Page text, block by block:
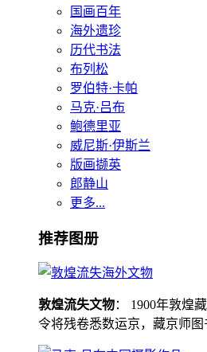
国画百年
海外遗珍
历代书法
布列松
罗伯特·卡帕
马克·吕布
鲍德里亚
威尼斯·伊斯兰
版画撷英
郎静山
更多...
推荐图册
敦煌流失文物： 1900年敦煌
令将残卷悉数运京，藏京师图